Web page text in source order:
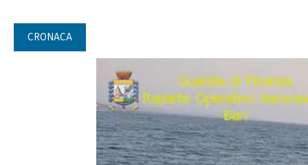
CRONACA